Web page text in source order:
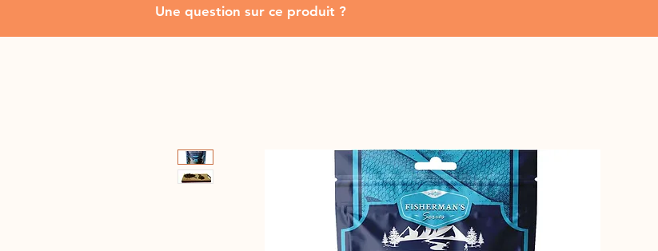
Une question sur ce produit ?